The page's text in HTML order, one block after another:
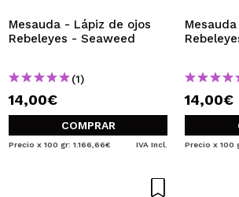
tus compras rápidamente, revisar el
pedidos y consultar tus operaciones
CREAR CUENTA
Mesauda - Lápiz de ojos
Rebeleyes - Seaweed
(1)
14,00€
COMPRAR
Precio x 100 gr: 1.166,66€ IVA Incl.
14,00€
Precio x 100